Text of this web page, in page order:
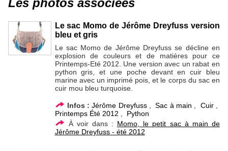
Le sac Momo de Jérôme Dreyfuss version
bleu et gris
Le sac Momo de Jérôme Dreyfuss se décline en
explosion de couleurs et de matières pour ce
Printemps-Eté 2012. Une version avec un rabat en
python gris, et une poche devant en cuir bleu
marine avec un imprimé pois, et le corps du sac en
cuir mou bleu turquoise.
Infos : Jérôme Dreyfuss,Sac à main Cuir,
Printemps Été 2012
Python
À voir dans : Momo, le petit sac à main de
Jérôme Dreyfuss - été 2012